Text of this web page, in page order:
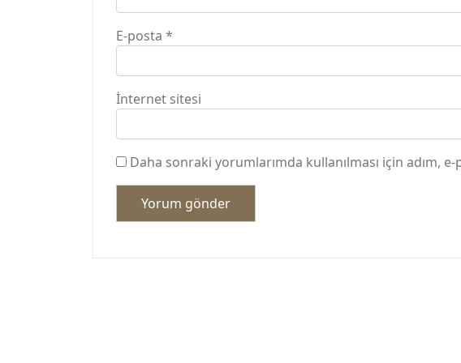
E-posta *
İnternet sitesi
Daha sonraki yorumlarımda kullanılması için adım,